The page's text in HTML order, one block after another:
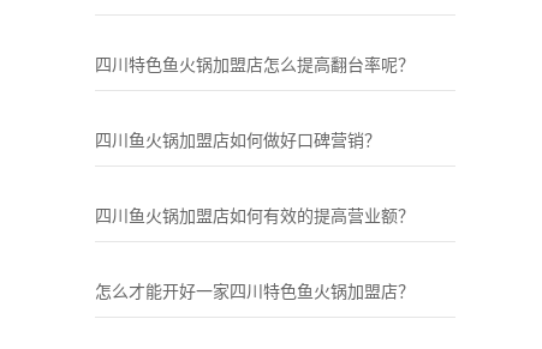
四川特色鱼火锅加盟店怎么提高翻台率呢？
四川鱼火锅加盟店如何做好口碑营销？
四川鱼火锅加盟店如何有效的提高营业额？
怎么才能开好一家四川特色鱼火锅加盟店？